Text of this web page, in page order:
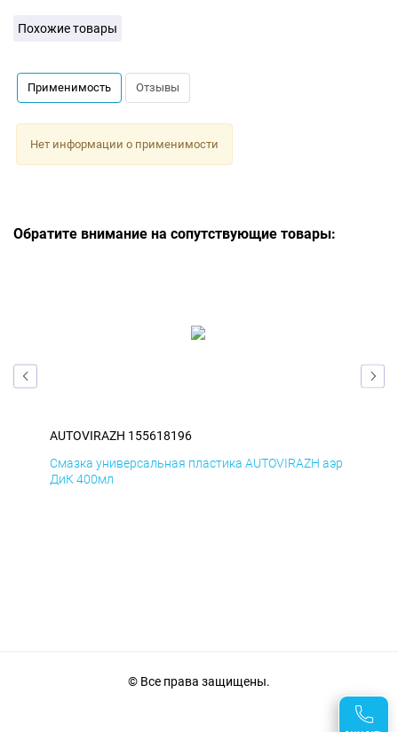
Похожие товары
Применимость Отзывы
Нет информации о применимости
Обратите внимание на сопутствующие товары:
AUTOVIRAZH 155618196
Смазка универсальная пластика AUTOVIRAZH аэр
ДиК 400мл
© Все права защищены.